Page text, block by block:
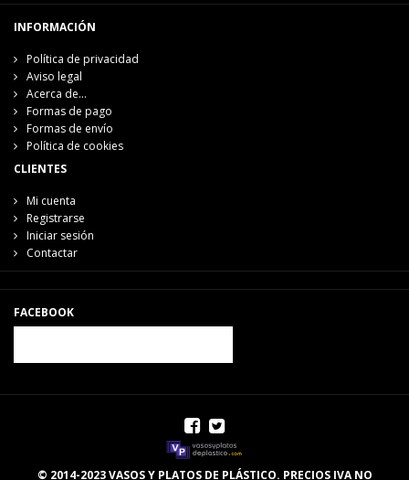
INFORMACIÓN
Política de privacidad
Aviso legal
Acerca de...
Formas de pago
Formas de envío
Política de cookies
CLIENTES
Mi cuenta
Registrarse
Iniciar sesión
Contactar
FACEBOOK
© 2014-2023 VASOS Y PLATOS DE PLÁSTICO. PRECIOS IVA NO